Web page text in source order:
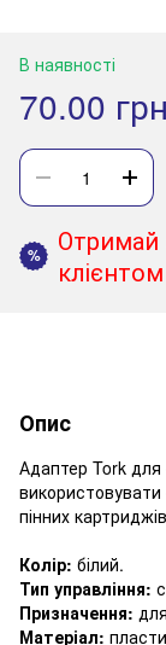
В наявності
70.00 грн
%
Отримай
Опис
Адаптер Tork для
пінних
Колір: білий.
Тип управління:
Призначення:
Матеріал: